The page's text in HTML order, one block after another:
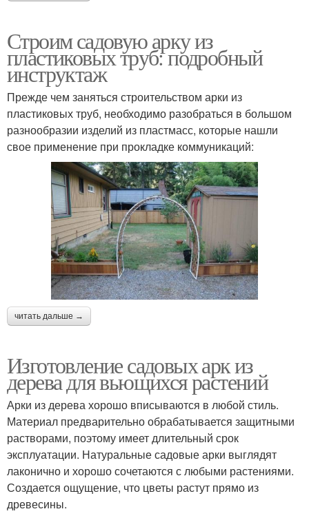
Строим садовую арку из
пластиковых труб: подробный
инструктаж
Прежде чем заняться строительством арки из
пластиковых труб, необходимо разобраться в большом
разнообразии изделий из пластмасс, которые нашли
свое применение при прокладке коммуникаций:
читать дальше →
Изготовление садовых арк из
дерева для вьющихся растений
Арки из дерева хорошо вписываются в любой стиль.
Материал предварительно обрабатывается защитными
растворами, поэтому имеет длительный срок
эксплуатации. Натуральные садовые арки выглядят
лаконично и хорошо сочетаются с любыми растениями.
Создается ощущение, что цветы растут прямо из
древесины.